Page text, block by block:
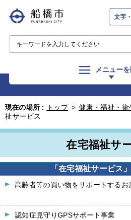
文字
メニューを
現在の場所 : トップ > 健康・福祉・衛
祉サービス
在宅福祉サ
「在宅福祉サービス
高齢者等の買い物をサポートするお
認知症見守りGPSサポート事業